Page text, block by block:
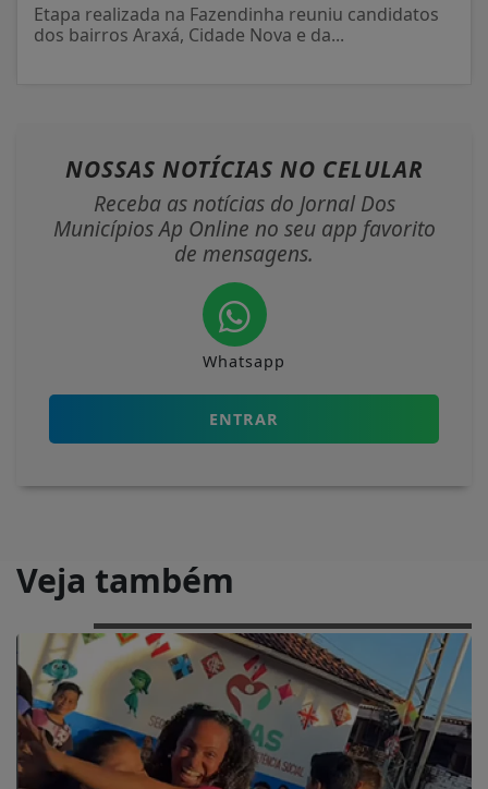
Etapa realizada na Fazendinha reuniu candidatos
dos bairros Araxá, Cidade Nova e da...
NOSSAS NOTÍCIAS NO CELULAR
Receba as notícias do Jornal Dos
Municípios Ap Online no seu app favorito
de mensagens.
Whatsapp
ENTRAR
Veja também